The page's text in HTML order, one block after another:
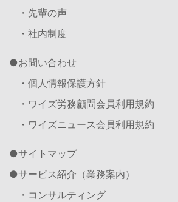
・先輩の声
・社内制度
お問い合わせ
・個人情報保護方針
・ワイズ労務顧問会員利用規約
・ワイズニュース会員利用規約
サイトマップ
サービス紹介（業務案内）
・コンサルティング